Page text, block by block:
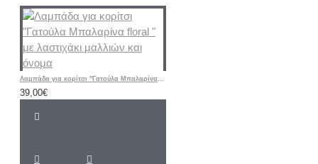
Λαμπάδα για κορίτσι "Γατούλα Μπαλαρίνα floral " με λαστιχάκι μαλλιών και όνομα
39,00€